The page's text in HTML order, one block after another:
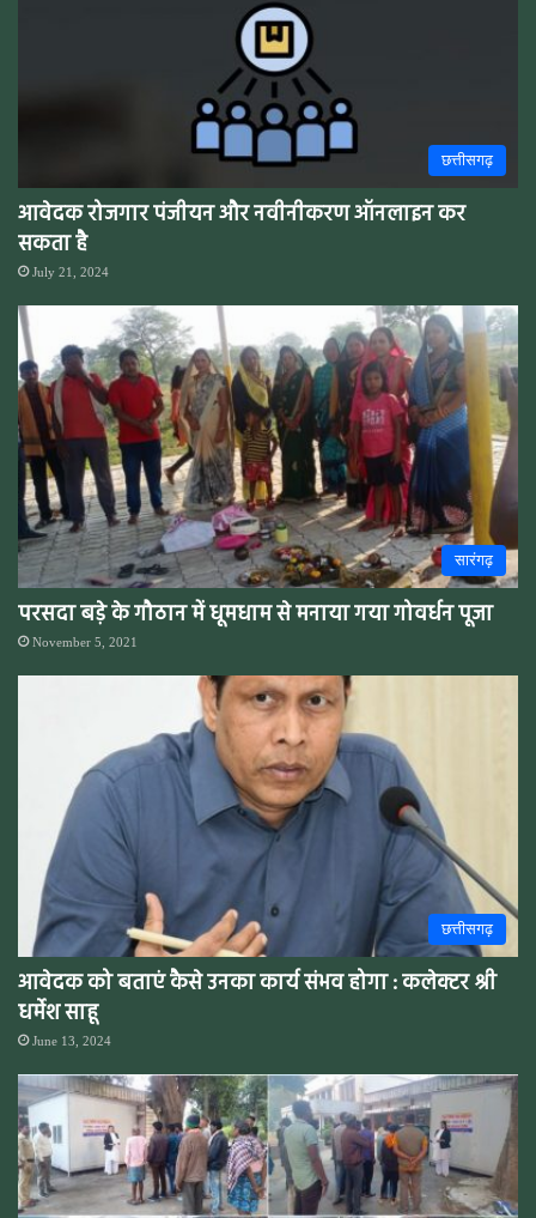
छत्तीसगढ़
आवेदक रोजगार पंजीयन और नवीनीकरण ऑनलाइन कर
सकता है
July 21, 2024
सारंगढ़
परसदा बड़े के गौठान में धूमधाम से मनाया गया गोवर्धन पूजा
November 5, 2021
छत्तीसगढ़
आवेदक को बताएं कैसे उनका कार्य संभव होगा : कलेक्टर श्री
धर्मेश साहू
June 13, 2024